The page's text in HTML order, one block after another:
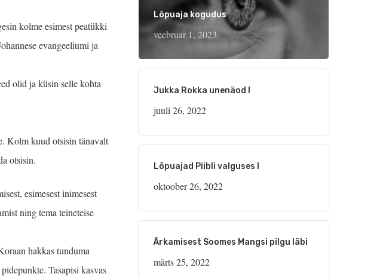
kolme esimest peatükki
evangeeliumi ja
olid ja küsin selle kohta
Kolm kuud otsisin tänavalt
otsisin.
esimesest inimesest
ning tema teineteise
hakkas tunduma
Tasapisi kasvas
Lõpuaja kogudus
veebruar 1, 2023
Jukka Rokka unenäod I
juuli 26, 2022
Lõpuajad Piibli valguses I
oktoober 26, 2022
Ärkamisest Soomes Mangsi pilgu läbi
märts 25, 2022